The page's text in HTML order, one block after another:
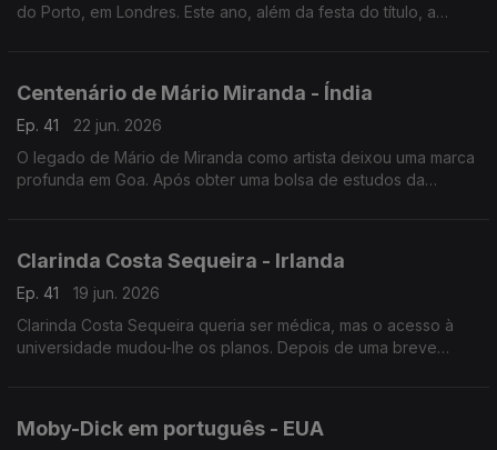
do Porto, em Londres. Este ano, além da festa do título, a
Centenário de Mário Miranda - Índia
Ep. 41
22 jun. 2026
O legado de Mário de Miranda como artista deixou uma marca
profunda em Goa. Após obter uma bolsa de estudos da
Clarinda Costa Sequeira - Irlanda
Ep. 41
19 jun. 2026
Clarinda Costa Sequeira queria ser médica, mas o acesso à
universidade mudou-lhe os planos. Depois de uma breve
Moby-Dick em português - EUA